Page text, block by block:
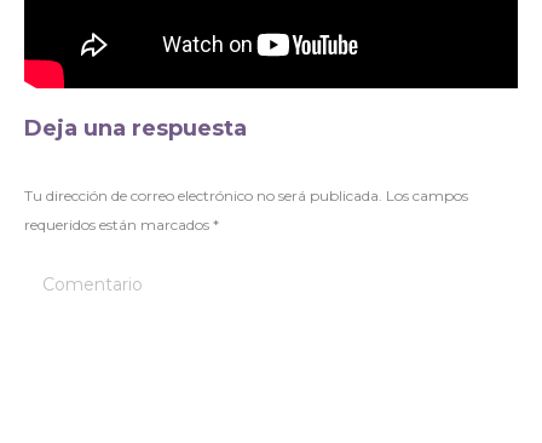
Deja una respuesta
Tu dirección de correo electrónico no será publicada. Los campos
requeridos están marcados *
Comentario